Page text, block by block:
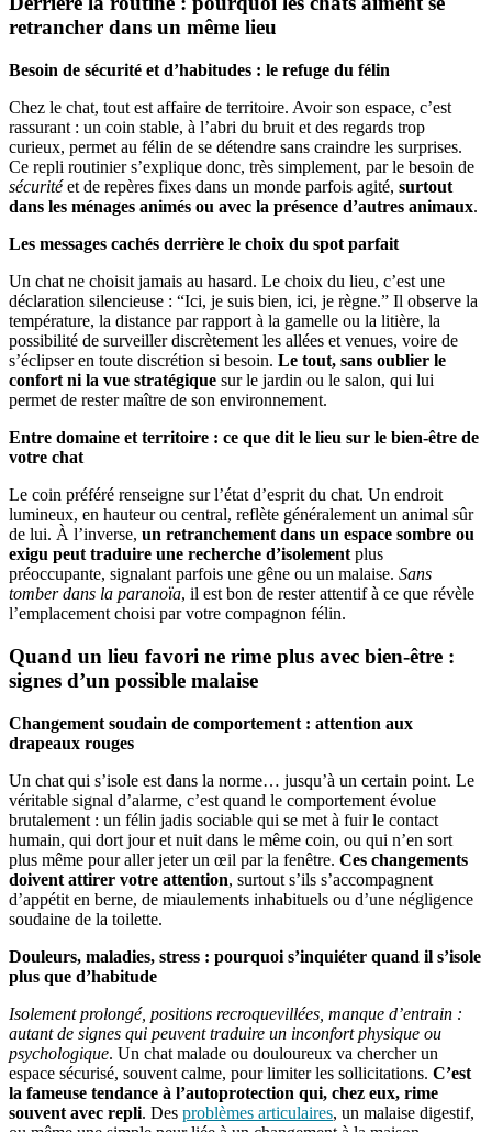
retrancher dans un même lieu
Besoin de sécurité et d’habitudes : le refuge du félin
Chez le chat, tout est affaire de territoire. Avoir son espace, c’est
rassurant : un coin stable, à l’abri du bruit et des regards trop
curieux, permet au félin de se détendre sans craindre les surprises.
Ce repli routinier s’explique donc, très simplement, par le besoin de
sécuritéet de repères fixes dans un monde parfois agité, surtout
dans les ménages animés ou avec la présence d’autres animaux.
Les messages cachés derrière le choix du spot parfait
Un chat ne choisit jamais au hasard. Le choix du lieu, c’est une
déclaration silencieuse : “Ici, je suis bien, ici, je règne.” Il observe la
température, la distance par rapport à la gamelle ou la litière, la
possibilité de surveiller discrètement les allées et venues, voire de
s’éclipser en toute discrétion si besoin. Le tout, sans oublier le
confort ni la vue stratégique sur le jardin ou le salon, qui lui
permet de rester maître de son environnement.
Entre domaine et territoire : ce que dit le lieu sur le bien-être de
votre chat
Le coin préféré renseigne sur l’état d’esprit du chat. Un endroit
lumineux, en hauteur ou central, reflète généralement un animal sûr
de lui. À l’inverse, un retranchement dans un espace sombre ou
exigu peut traduire une recherche d’isolement plus
préoccupante, signalant parfois une gêne ou un malaise. Sans
tomber dans la paranoïa, il est bon de rester attentif à ce que révèle
l’emplacement choisi par votre compagnon félin.
Quand un lieu favori ne rime plus avec bien-être :
signes d’un possible malaise
Changement soudain de comportement : attention aux
drapeaux rouges
Un chat qui s’isole est dans la norme… jusqu’à un certain point. Le
véritable signal d’alarme, c’est quand le comportement évolue
brutalement : un félin jadis sociable qui se met à fuir le contact
humain, qui dort jour et nuit dans le même coin, ou qui n’en sort
plus même pour aller jeter un œil par la fenêtre. Ces changements
doivent attirer votre attention, surtout s’ils s’accompagnent
d’appétit en berne, de miaulements inhabituels ou d’une négligence
soudaine de la toilette.
Douleurs, maladies, stress : pourquoi s’inquiéter quand il s’isole
plus que d’habitude
Isolement prolongé, positions recroquevillées, manque d’entrain :
autant de signes qui peuvent traduire un inconfort physique ou
psychologique. Un chat malade ou douloureux va chercher un
espace sécurisé, souvent calme, pour limiter les sollicitations. C’est
la fameuse tendance à l’autoprotection qui, chez eux, rime
souvent avec repli. Des problèmes articulaires, un malaise digestif,